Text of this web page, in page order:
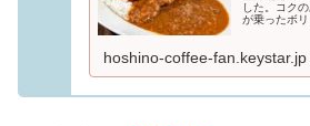
した。コク
が乗ったボリ
食事メニュ
hoshino-coffee-fan.keystar.jp